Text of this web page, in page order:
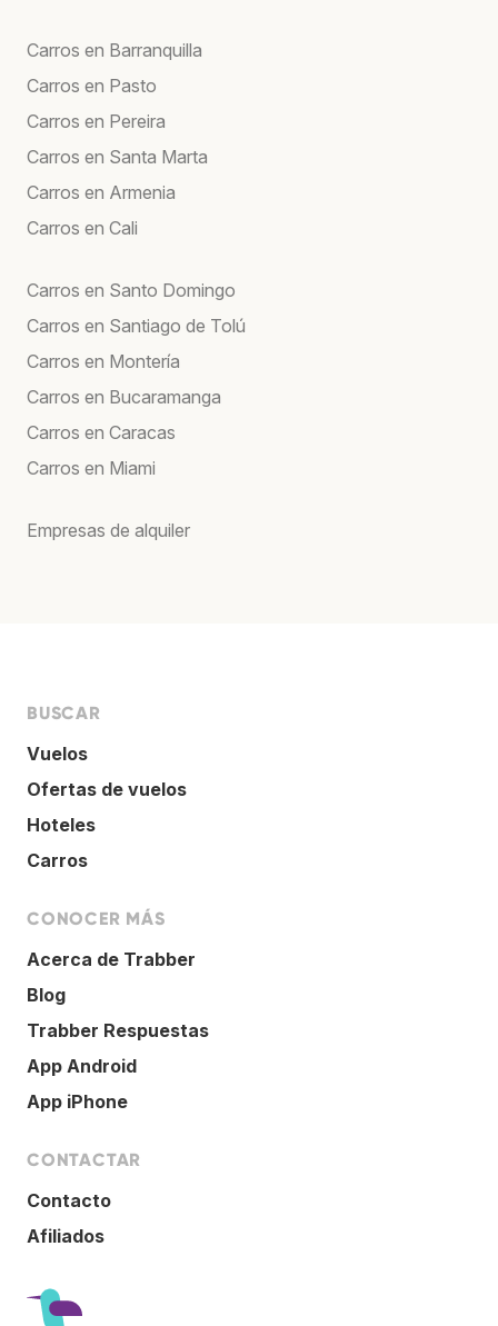
Carros en Barranquilla
Carros en Pasto
Carros en Pereira
Carros en Santa Marta
Carros en Armenia
Carros en Cali
Carros en Santo Domingo
Carros en Santiago de Tolú
Carros en Montería
Carros en Bucaramanga
Carros en Caracas
Carros en Miami
Empresas de alquiler
BUSCAR
Vuelos
Ofertas de vuelos
Hoteles
Carros
CONOCER MÁS
Acerca de Trabber
Blog
Trabber Respuestas
App Android
App iPhone
CONTACTAR
Contacto
Afiliados